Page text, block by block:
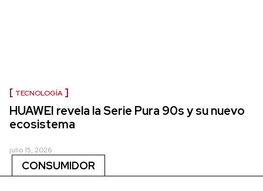
TECNOLOGÍA
HUAWEI revela la Serie Pura 90s y su nuevo
ecosistema
julio 15, 2026
CONSUMIDOR